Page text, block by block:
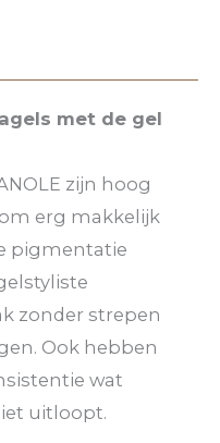
met de gel
zijn hoog
erg makkelijk
pigmentatie
zonder strepen
Ook hebben
wat
uitloopt.